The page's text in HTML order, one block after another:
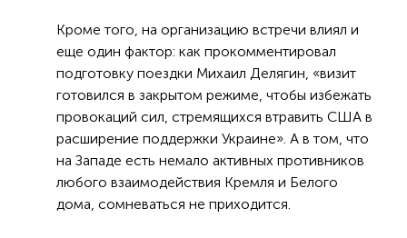
Кроме того, на организацию встречи влиял и
еще один фактор: как прокомментировал
подготовку поездки Михаил Делягин, «визит
готовился в закрытом режиме, чтобы избежать
провокаций сил, стремящихся втравить США в
расширение поддержки Украине». А в том, что
на Западе есть немало активных противников
любого взаимодействия Кремля и Белого
дома, сомневаться не приходится.